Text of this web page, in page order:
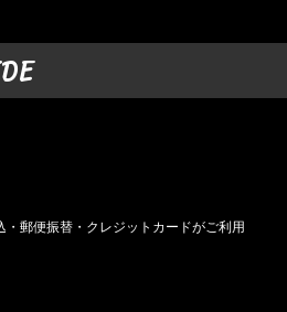
郵便振替・クレジットカードがご利用